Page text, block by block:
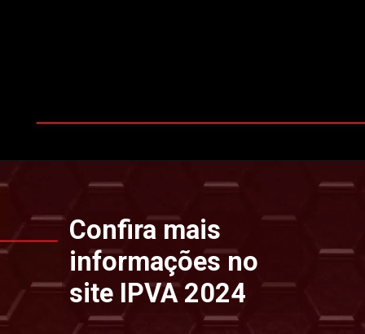
Openinghttps://www.ipvaconsulta.app.br/
Confira mais
informações no
site IPVA 2024